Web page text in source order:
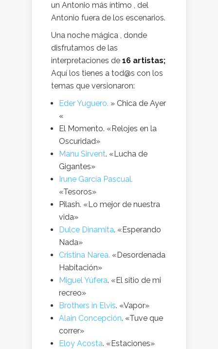
un Antonio más íntimo , del
Antonio fuera de los escenarios.
Una noche mágica , donde
disfrutamos de las
interpretaciones de 16 artistas;
Aquí los tienes a tod@s con los
temas que versionaron:
Eder Yuguero. » Chica de Ayer
«
El Momento. «Relojes en la
Oscuridad»
Manu Sirvent. «Lucha de
Gigantes»
Irune García Pascual.
«Tesoros»
Pilash. «Lo mejor de nuestra
vida»
Dulce Dinamita. «Esperando
Nada»
Cristina Narea. «Desordenada
Habitación»
Miguel Yúfera. «El sitio de mi
recreo»
Brothers in Elvis. «Vapor»
Alain Concepción. «Tuve que
correr»
Eloy Acosta. «Estaciones»